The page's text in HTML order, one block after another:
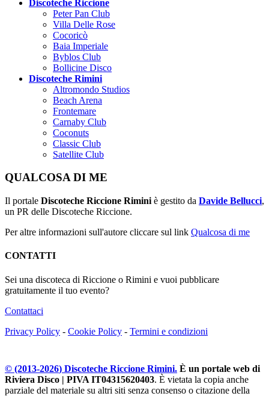
Discoteche Riccione
Peter Pan Club
Villa Delle Rose
Cocoricò
Baia Imperiale
Byblos Club
Bollicine Disco
Discoteche Rimini
Altromondo Studios
Beach Arena
Frontemare
Carnaby Club
Coconuts
Classic Club
Satellite Club
QUALCOSA DI ME
Il portale Discoteche Riccione Rimini è gestito da Davide Bellucci,
un PR delle Discoteche Riccione.
Per altre informazioni sull'autore cliccare sul link Qualcosa di me
CONTATTI
Sei una discoteca di Riccione o Rimini e vuoi pubblicare
gratuitamente il tuo evento?
Contattaci
Privacy Policy - Cookie Policy - Termini e condizioni
© (2013-2026) Discoteche Riccione Rimini. È un portale web di
Riviera Disco | PIVA IT04315620403. È vietata la copia anche
parziale del materiale su altri siti senza consenso o citazione della